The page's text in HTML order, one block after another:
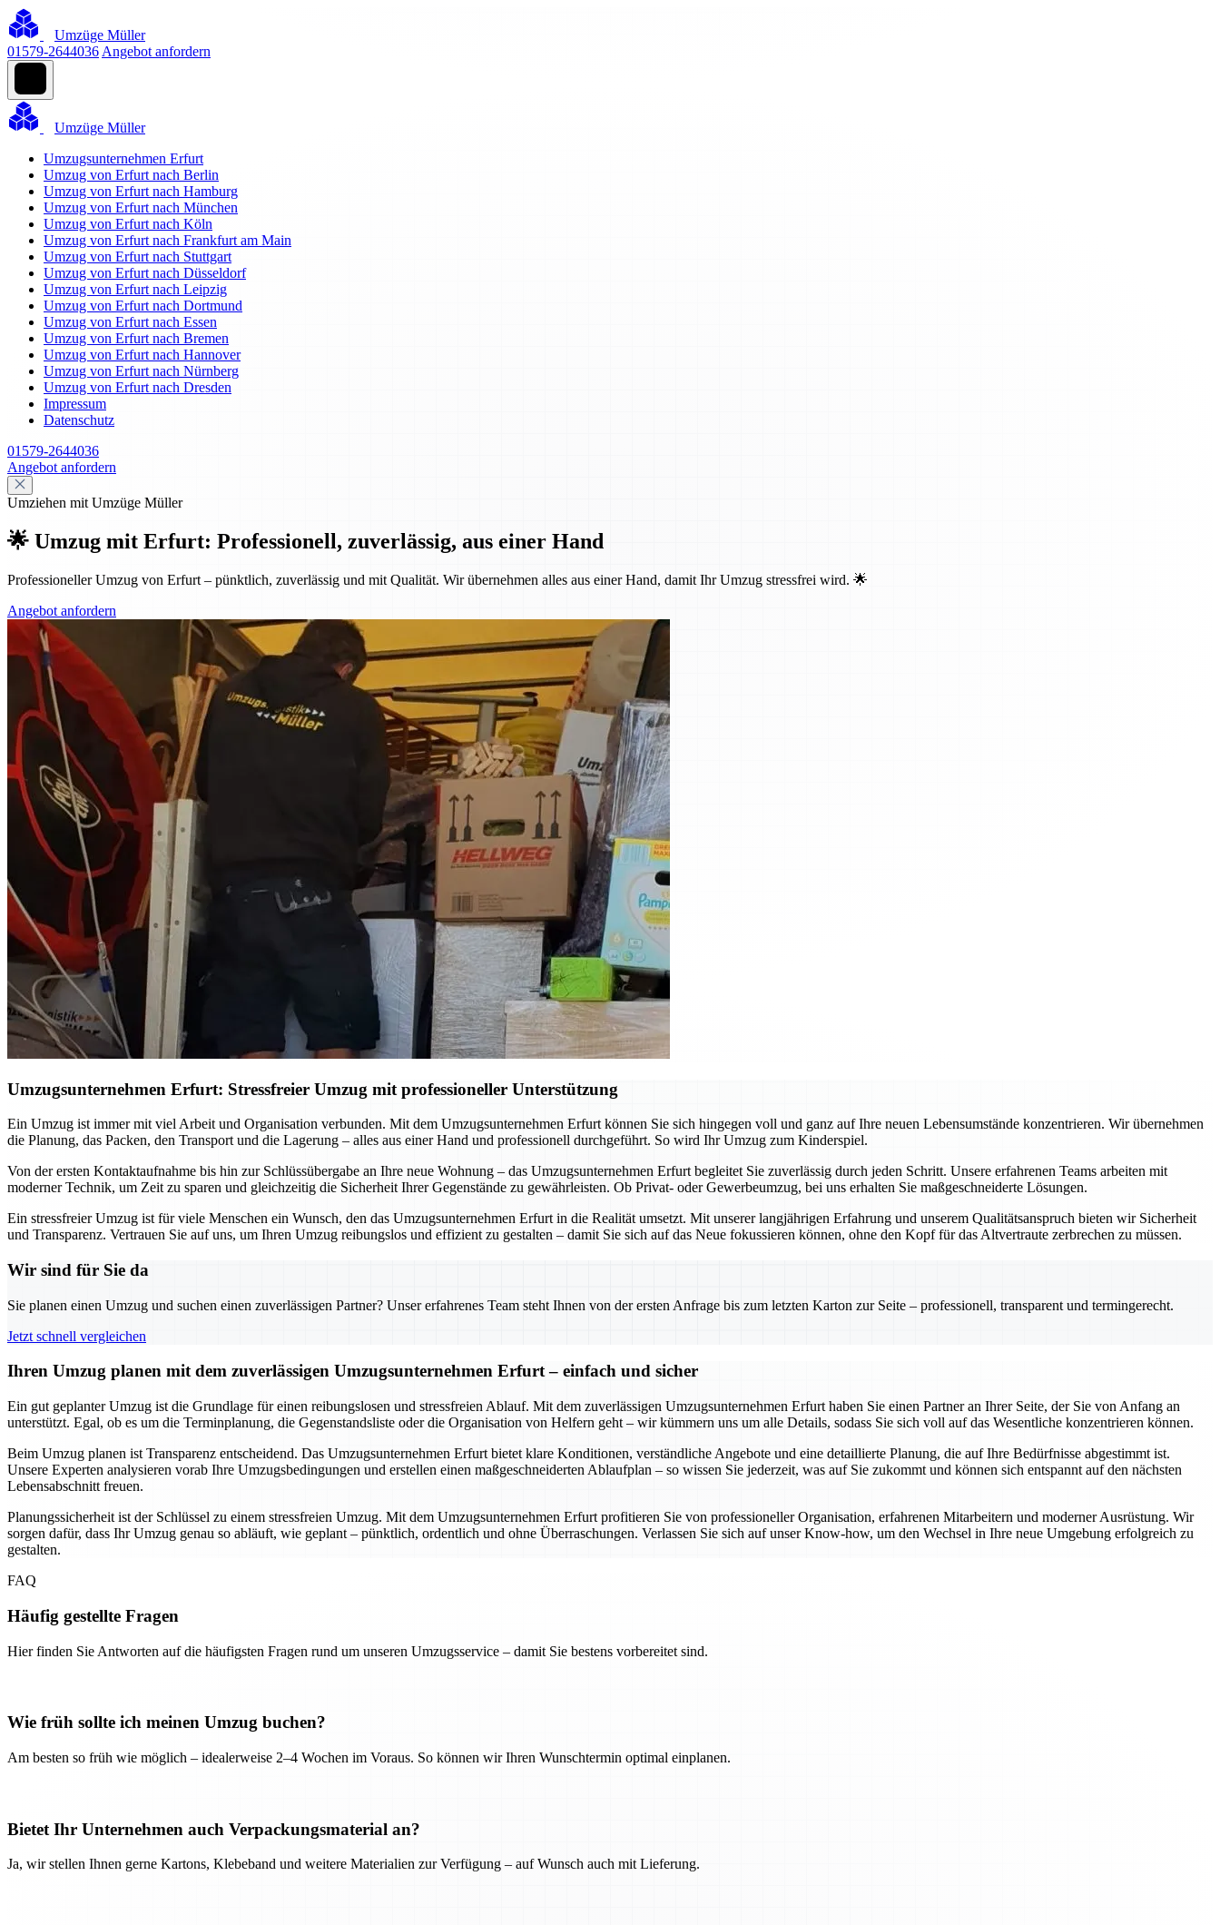
Umzüge Müller
01579-2644036 Angebot anfordern
Umzüge Müller
Umzugsunternehmen Erfurt
Umzug von Erfurt nach Berlin
Umzug von Erfurt nach Hamburg
Umzug von Erfurt nach München
Umzug von Erfurt nach Köln
Umzug von Erfurt nach Frankfurt am Main
Umzug von Erfurt nach Stuttgart
Umzug von Erfurt nach Düsseldorf
Umzug von Erfurt nach Leipzig
Umzug von Erfurt nach Dortmund
Umzug von Erfurt nach Essen
Umzug von Erfurt nach Bremen
Umzug von Erfurt nach Hannover
Umzug von Erfurt nach Nürnberg
Umzug von Erfurt nach Dresden
Impressum
Datenschutz
01579-2644036
Angebot anfordern
Umziehen mit Umzüge Müller
🌟 Umzug mit Erfurt: Professionell, zuverlässig, aus einer Hand
Professioneller Umzug von Erfurt – pünktlich, zuverlässig und mit Qualität. Wir übernehmen alles aus einer Hand, damit Ihr Umzug stressfrei wird. 🌟
Angebot anfordern
Umzugsunternehmen Erfurt: Stressfreier Umzug mit professioneller Unterstützung
Ein Umzug ist immer mit viel Arbeit und Organisation verbunden. Mit dem Umzugsunternehmen Erfurt können Sie sich hingegen voll und ganz auf Ihre neuen Lebensumstände konzentrieren. Wir übernehmen
die Planung, das Packen, den Transport und die Lagerung – alles aus einer Hand und professionell durchgeführt. So wird Ihr Umzug zum Kinderspiel.
Von der ersten Kontaktaufnahme bis hin zur Schlüssübergabe an Ihre neue Wohnung – das Umzugsunternehmen Erfurt begleitet Sie zuverlässig durch jeden Schritt. Unsere erfahrenen Teams arbeiten mit
moderner Technik, um Zeit zu sparen und gleichzeitig die Sicherheit Ihrer Gegenstände zu gewährleisten. Ob Privat- oder Gewerbeumzug, bei uns erhalten Sie maßgeschneiderte Lösungen.
Ein stressfreier Umzug ist für viele Menschen ein Wunsch, den das Umzugsunternehmen Erfurt in die Realität umsetzt. Mit unserer langjährigen Erfahrung und unserem Qualitätsanspruch bieten wir Sicherheit
und Transparenz. Vertrauen Sie auf uns, um Ihren Umzug reibungslos und effizient zu gestalten – damit Sie sich auf das Neue fokussieren können, ohne den Kopf für das Altvertraute zerbrechen zu müssen.
Wir sind für Sie da
Sie planen einen Umzug und suchen einen zuverlässigen Partner? Unser erfahrenes Team steht Ihnen von der ersten Anfrage bis zum letzten Karton zur Seite – professionell, transparent und termingerecht.
Jetzt schnell vergleichen
Ihren Umzug planen mit dem zuverlässigen Umzugsunternehmen Erfurt – einfach und sicher
Ein gut geplanter Umzug ist die Grundlage für einen reibungslosen und stressfreien Ablauf. Mit dem zuverlässigen Umzugsunternehmen Erfurt haben Sie einen Partner an Ihrer Seite, der Sie von Anfang an
unterstützt. Egal, ob es um die Terminplanung, die Gegenstandsliste oder die Organisation von Helfern geht – wir kümmern uns um alle Details, sodass Sie sich voll auf das Wesentliche konzentrieren können.
Beim Umzug planen ist Transparenz entscheidend. Das Umzugsunternehmen Erfurt bietet klare Konditionen, verständliche Angebote und eine detaillierte Planung, die auf Ihre Bedürfnisse abgestimmt ist.
Unsere Experten analysieren vorab Ihre Umzugsbedingungen und erstellen einen maßgeschneiderten Ablaufplan – so wissen Sie jederzeit, was auf Sie zukommt und können sich entspannt auf den nächsten
Lebensabschnitt freuen.
Planungssicherheit ist der Schlüssel zu einem stressfreien Umzug. Mit dem Umzugsunternehmen Erfurt profitieren Sie von professioneller Organisation, erfahrenen Mitarbeitern und moderner Ausrüstung. Wir
sorgen dafür, dass Ihr Umzug genau so abläuft, wie geplant – pünktlich, ordentlich und ohne Überraschungen. Verlassen Sie sich auf unser Know-how, um den Wechsel in Ihre neue Umgebung erfolgreich zu
gestalten.
FAQ
Häufig gestellte Fragen
Hier finden Sie Antworten auf die häufigsten Fragen rund um unseren Umzugsservice – damit Sie bestens vorbereitet sind.
Wie früh sollte ich meinen Umzug buchen?
Am besten so früh wie möglich – idealerweise 2–4 Wochen im Voraus. So können wir Ihren Wunschtermin optimal einplanen.
Bietet Ihr Unternehmen auch Verpackungsmaterial an?
Ja, wir stellen Ihnen gerne Kartons, Klebeband und weitere Materialien zur Verfügung – auf Wunsch auch mit Lieferung.